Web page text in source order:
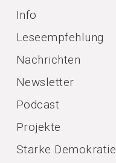
Info
Leseempfehlung
Nachrichten
Newsletter
Podcast
Projekte
Starke Demokratie